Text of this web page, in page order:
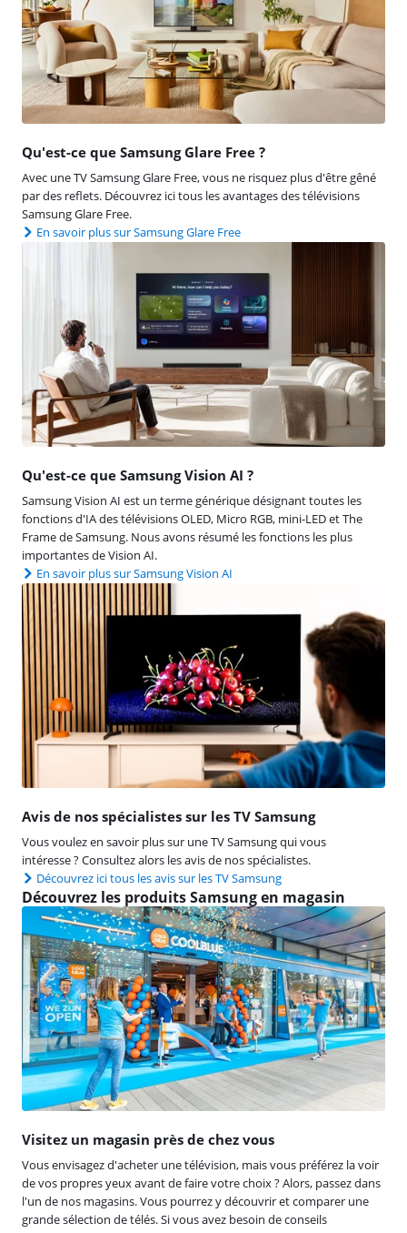
Qu'est-ce que Samsung Glare Free ?
Avec une TV Samsung Glare Free, vous ne risquez plus d'être gêné
par des reflets. Découvrez ici tous les avantages des télévisions
Samsung Glare Free.
En savoir plus sur Samsung Glare Free
Qu'est-ce que Samsung Vision AI ?
Samsung Vision AI est un terme générique désignant toutes les
fonctions d'IA des télévisions OLED, Micro RGB, mini-LED et The
Frame de Samsung. Nous avons résumé les fonctions les plus
importantes de Vision AI.
En savoir plus sur Samsung Vision AI
Avis de nos spécialistes sur les TV Samsung
Vous voulez en savoir plus sur une TV Samsung qui vous
intéresse ? Consultez alors les avis de nos spécialistes.
Découvrez ici tous les avis sur les TV Samsung
Découvrez les produits Samsung en magasin
Visitez un magasin près de chez vous
Vous envisagez d'acheter une télévision, mais vous préférez la voir
de vos propres yeux avant de faire votre choix ? Alors, passez dans
l'un de nos magasins. Vous pourrez y découvrir et comparer une
grande sélection de télés. Si vous avez besoin de conseils